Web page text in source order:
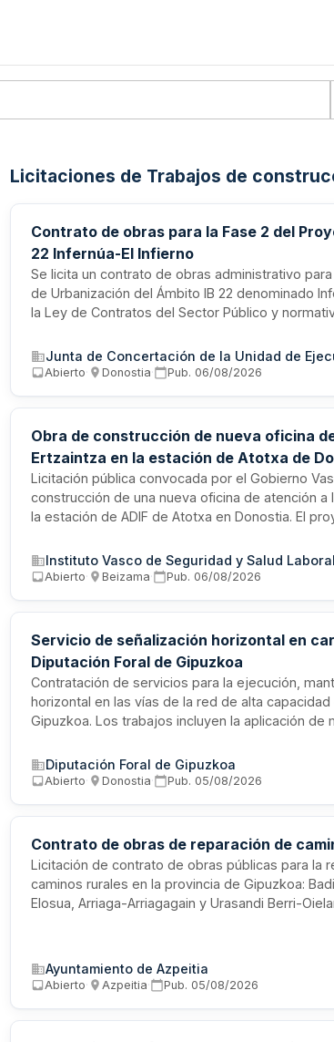
Licitaciones de Trabajos de
Contrato de obras para la Fase 2 del
22 Infernúa-El Infierno
Se licita un contrato de obras administrativo
de Urbanización del Ámbito IB 22 denominado
la Ley de Contratos del Sector Público y
iguales o inferiores al presupuesto indicado.
por el coeficiente de adjudicación resultante de
Abierto· Donostia· Pub. 06/08/2026
Obra de construcción de nueva oficina
Ertzaintza en la estación de Atotxa de
Licitación pública convocada por el Gobierno
construcción de una nueva oficina de atención a
la estación de ADIF de Atotxa en Donostia. El
equipamiento necesarios para poner en
público destinada a mejorar la atención
Instituto Vasco de Seguridad y Salud Laboral
Abierto· Beizama· Pub. 06/08/2026
Servicio de señalización horizontal en
Diputación Foral de Gipuzkoa
Contratación de servicios para la ejecución,
horizontal en las vías de la red de alta
Gipuzkoa. Los trabajos incluyen la aplicación de
particular relevancia en Donostia. Esta licitación
la visibilidad adecuada de la señalización en las
Diputación Foral de Gipuzkoa
Abierto· Donostia· Pub. 05/08/2026
Contrato de obras de reparación de
Licitación de contrato de obras públicas para la
caminos rurales en la provincia de Gipuzkoa:
Elosua, Arriaga-Arriagagain y Urasandi Berri-
infraestructuras viarias.
Ayuntamiento de Azpeitia
Abierto· Azpeitia· Pub. 05/08/2026